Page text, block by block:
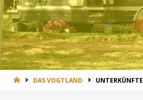
HOMEDAS VOGTLAND UNTERKÜNFTE